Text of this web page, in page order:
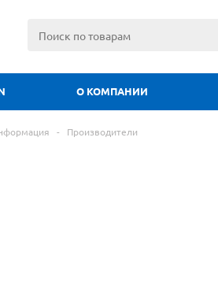
О КОМПАНИИ
- Производители